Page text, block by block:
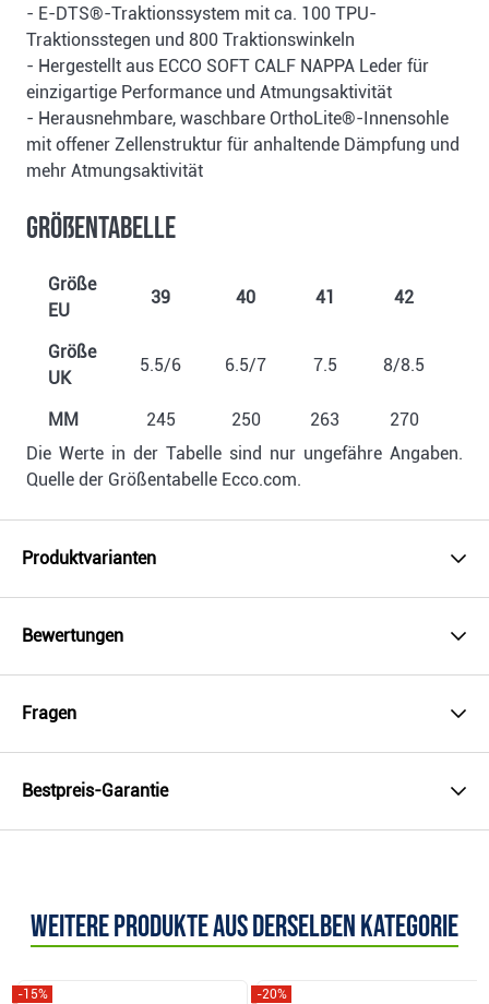
- E-DTS®-Traktionssystem mit ca. 100 TPU-
Traktionsstegen und 800 Traktionswinkeln
- Hergestellt aus ECCO SOFT CALF NAPPA Leder für
einzigartige Performance und Atmungsaktivität
- Herausnehmbare, waschbare OrthoLite®-Innensohle
mit offener Zellenstruktur für anhaltende Dämpfung und
mehr Atmungsaktivität
Größentabelle
Größe
EU
39 40 41 42
Größe
UK
5.5/6 6.5/7 7.5 8/8.5
MM 245 250 263 270
Die Werte in der Tabelle sind nur ungefähre Angaben.
Quelle der Größentabelle Ecco.com.
Produktvarianten
Bewertungen
Fragen
Bestpreis-Garantie
Weitere Produkte aus derselben Kategorie
-15% -20%